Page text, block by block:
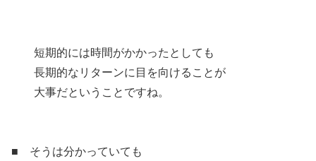
短期的には時間がかかったとしても
長期的なリターンに目を向けることが
大事だということですね。
■ そうは分かっていても